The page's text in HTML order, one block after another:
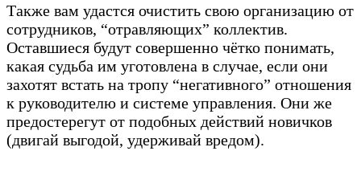
Также вам удастся очистить свою организацию от
сотрудников, “отравляющих” коллектив.
Оставшиеся будут совершенно чётко понимать,
какая судьба им уготовлена в случае, если они
захотят встать на тропу “негативного” отношения
к руководителю и системе управления. Они же
предостерегут от подобных действий новичков
(двигай выгодой, удерживай вредом).